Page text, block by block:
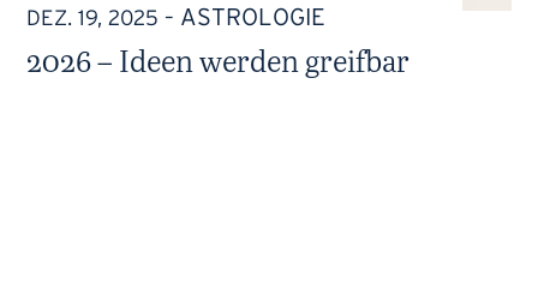
2026 – Ideen werden greifbar
DEZ. 19, 2025 – ASTROLOGIE